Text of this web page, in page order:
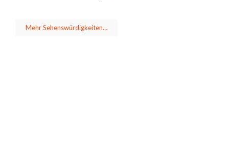
Mehr Sehenswürdigkeiten…